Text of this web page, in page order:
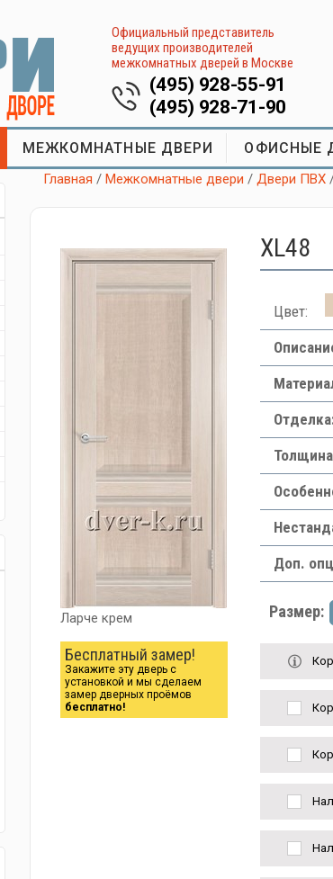
Официальный представитель
ведущих производителей
межкомнатных дверей в Москве
(495) 928-55-91
(495) 928-71-90
МЕЖКОМНАТНЫЕ ДВЕРИ ОФИСНЫЕ
Главная /Межкомнатные двери /Двери ПВХ
Ларче крем
Бесплатный замер!
Закажите эту дверь с
установкой и мы сделаем
замер дверных проёмов
бесплатно!
XL48
Цвет:
Доп.
Размер: